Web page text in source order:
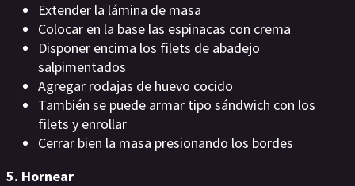
Extender la lámina de masa
Colocar en la base las espinacas con crema
Disponer encima los filets de abadejo
salpimentados
Agregar rodajas de huevo cocido
También se puede armar tipo sándwich con los
filets y enrollar
Cerrar bien la masa presionando los bordes
5. Hornear